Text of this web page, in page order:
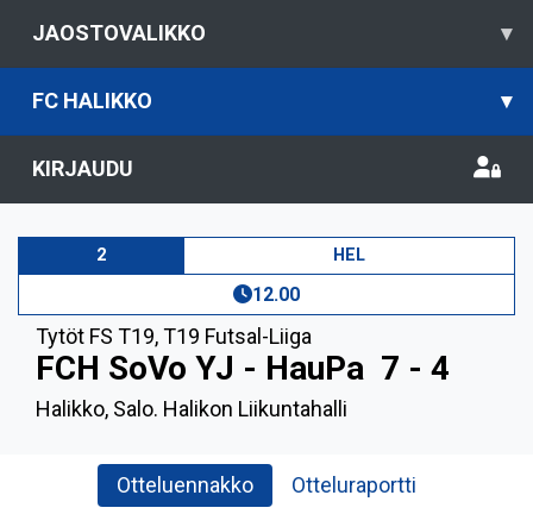
JAOSTOVALIKKO ▾
FC HALIKKO ▾
KIRJAUDU
2 HEL
12.00
Tytöt FS T19,T19 Futsal-Liiga
FCH SoVo YJ - HauPa 7 - 4
Halikko, Salo. Halikon Liikuntahalli
Otteluennakko Otteluraportti